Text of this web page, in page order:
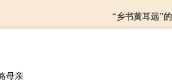
“乡书黄耳远”
母亲